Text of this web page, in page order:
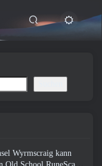
Wyrmscraig kann